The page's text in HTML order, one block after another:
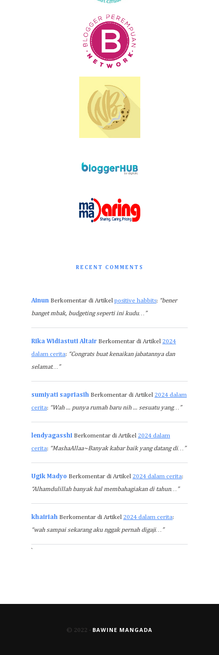
RECENT COMMENTS
Ainun Berkomentar di Artikel positive habbits: “bener
banget mbak, budgeting seperti ini kudu…”
Rika Widiastuti Altair Berkomentar di Artikel 2024
dalam cerita: “Congrats buat kenaikan jabatannya dan
selamat…”
sumiyati sapriasih Berkomentar di Artikel 2024 dalam
cerita: “Wah ... punya rumah baru nih ... sesuatu yang…”
lendyagasshi Berkomentar di Artikel 2024 dalam
cerita: “MashaAllaa~Banyak kabar baik yang datang di…”
Ugik Madyo Berkomentar di Artikel 2024 dalam cerita:
“Alhamdulillah banyak hal membahagiakan di tahun…”
khairiah Berkomentar di Artikel 2024 dalam cerita:
“wah sampai sekarang aku nggak pernah digaji…”
`
© 2022 - BAWINE MANGADA